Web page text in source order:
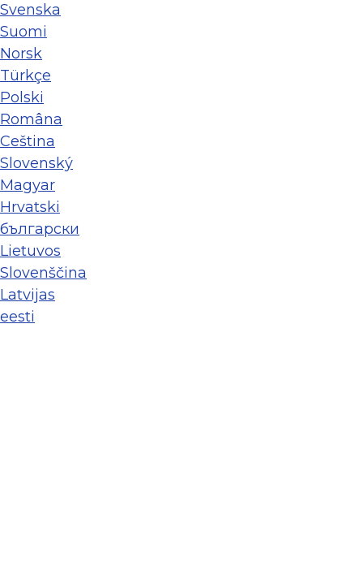
Svenska
Suomi
Norsk
Türkçe
Polski
Româna
Ceština
Slovenský
Magyar
Hrvatski
български
Lietuvos
Slovenščina
Latvijas
eesti